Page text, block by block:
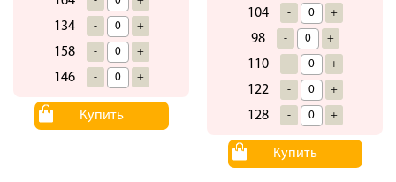
134 - +
158 - +
146 - +
Купить
104 - +
98 - +
110 - +
122 - +
128 - +
Купить